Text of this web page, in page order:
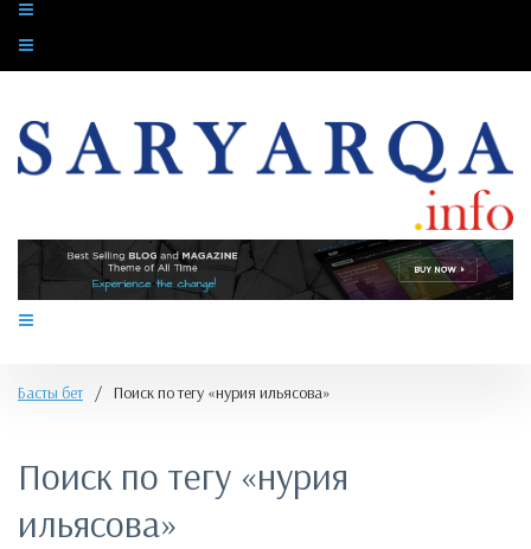
Басты бет / Поиск по тегу «нурия ильясова»
Поиск по тегу «нурия
ильясова»